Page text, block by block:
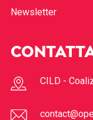
Newsletter
CILD -